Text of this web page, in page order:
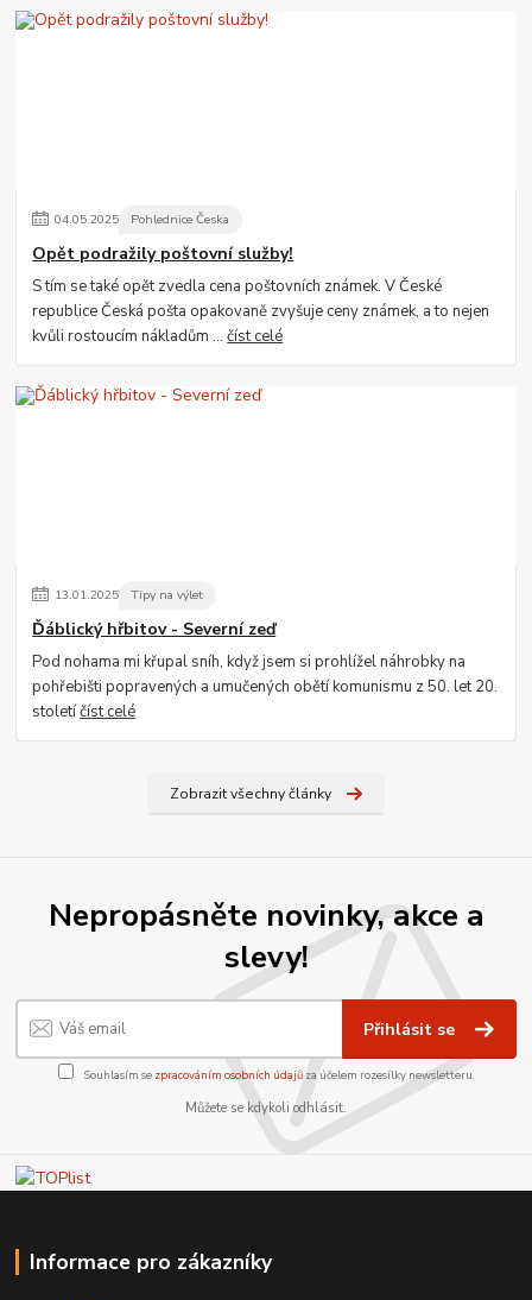
04.05.2025 Pohlednice Česka
Opět podražily poštovní služby!
S tím se také opět zvedla cena poštovních známek. V České
republice Česká pošta opakovaně zvyšuje ceny známek, a to nejen
kvůli rostoucím nákladům ...číst celé
13.01.2025 Tipy na výlet
Ďáblický hřbitov - Severní zeď
Pod nohama mi křupal sníh, když jsem si prohlížel náhrobky na
pohřebišti popravených a umučených obětí komunismu z 50. let 20.
stoletíčíst celé
Zobrazit všechny články
Nepropásněte novinky, akce a
slevy!
Přihlásit se
Souhlasím se zpracováním osobních údajůza účelem rozesílky newsletteru.
Můžete se kdykoli odhlásit.
Informace pro zákazníky